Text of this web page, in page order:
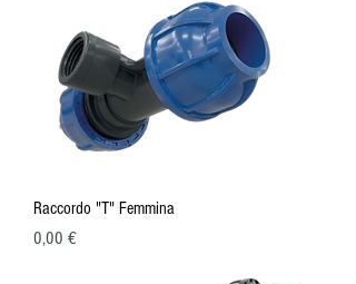
Raccordo "T" Femmina
Prezzo
0,00 €